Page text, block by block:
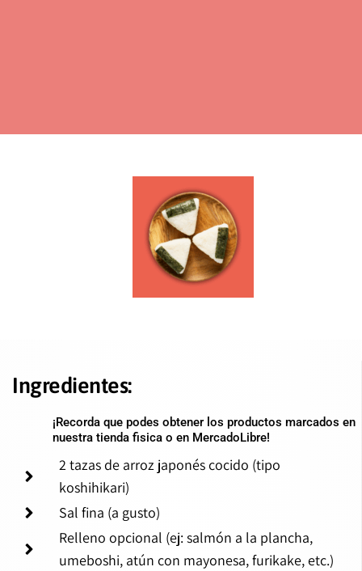
Ingredientes:
¡Recorda que podes obtener los productos marcados en
nuestra tienda fisica o en MercadoLibre!
2 tazas de arroz japonés cocido (tipo
koshihikari)
Sal fina (a gusto)
Relleno opcional (ej: salmón a la plancha,
umeboshi, atún con mayonesa, furikake, etc.)